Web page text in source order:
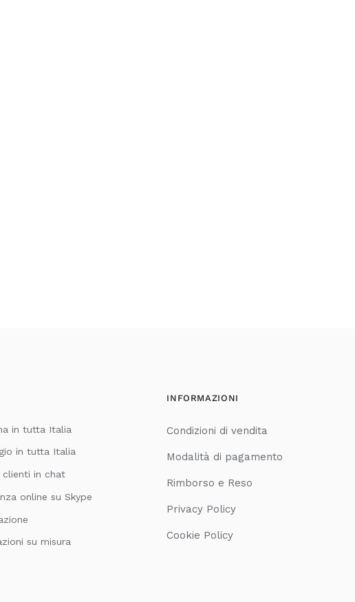
in tutta Italia
in tutta Italia
clienti in chat
online su Skype
su misura
INFORMAZIONI
Condizioni di vendita
Modalità di pagamento
Rimborso e Reso
Privacy Policy
Cookie Policy